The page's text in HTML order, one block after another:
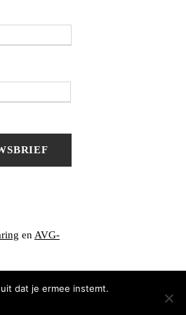
en AVG-
dat je ermee instemt.